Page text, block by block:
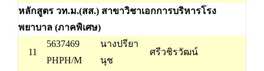
หลักสูตร วท.ม.(สส.) สาขาวิชาเอกการบริหารโรง
พยาบาล (ภาคพิเศษ)
11
5637469
PHPH/M
นางปรียา
นุช
ศรีวชิรวัฒน์